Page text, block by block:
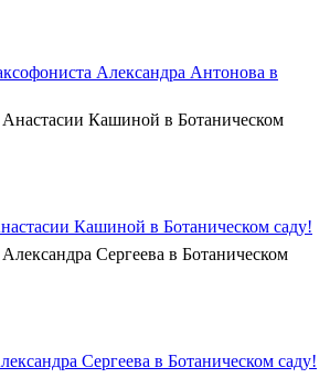
Александра Антонова в
Кашиной в Ботаническом саду!
Сергеева в Ботаническом саду!